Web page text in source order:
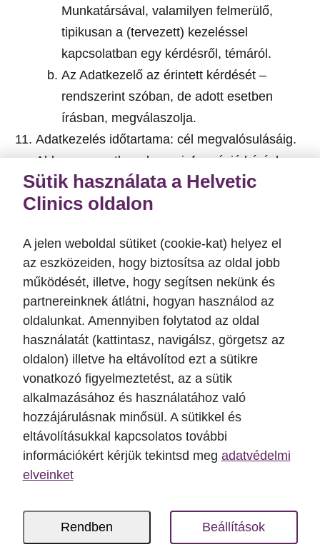
Munkatársával, valamilyen felmerülő,
tipikusan a (tervezett) kezeléssel
kapcsolatban egy kérdésről, témáról.
Az Adatkezelő az érintett kérdését –
rendszerint szóban, de adott esetben
írásban, megválaszolja.
Adatkezelés időtartama: cél megvalósulásáig.
Abban az esetben, ha az információ kéréshez
és/vagy információ adáshoz joghatás fűződik,
vagy az érintettet, vagy az Adatkezelőt
az adatokat a kapcsolódó adatok megőrzési
idejével egységben kezeli.
Az adatkezelés módja: elektronikusan vagy
papír alapon, manuálisan történik.
Adatok forrása: közvetlenül az érintettől.
Adatközlés: harmadik fél számára nem kerül
közlésre.
Szervezési és technikai intézkedések a kezelt
adatok védelme érdekében: lásd külön
fejezetben.
Automatizált döntéshozatal, profilalkotás: az
adatkezelés kapcsán ilyen nem történik.
Adatkezelő felhívja a figyelmet arra, hogy
amennyiben az érintett azokat az Adatkezelő
Sütik használata a Helvetic
Clinics oldalon
A jelen weboldal sütiket (cookie-kat) helyez el
az eszközeiden, hogy biztosítsa az oldal jobb
működését, illetve, hogy segítsen nekünk és
partnereinknek átlátni, hogyan használod az
oldalunkat. Amennyiben folytatod az oldal
használatát (kattintasz, navigálsz, görgetsz az
oldalon) illetve ha eltávolítod ezt a sütikre
vonatkozó figyelmeztetést, az a sütik
alkalmazásához és használatához való
hozzájárulásnak minősül. A sütikkel és
eltávolításukkal kapcsolatos további
információkért kérjük tekintsd meg adatvédelmi
elveinket
Rendben Beállítások